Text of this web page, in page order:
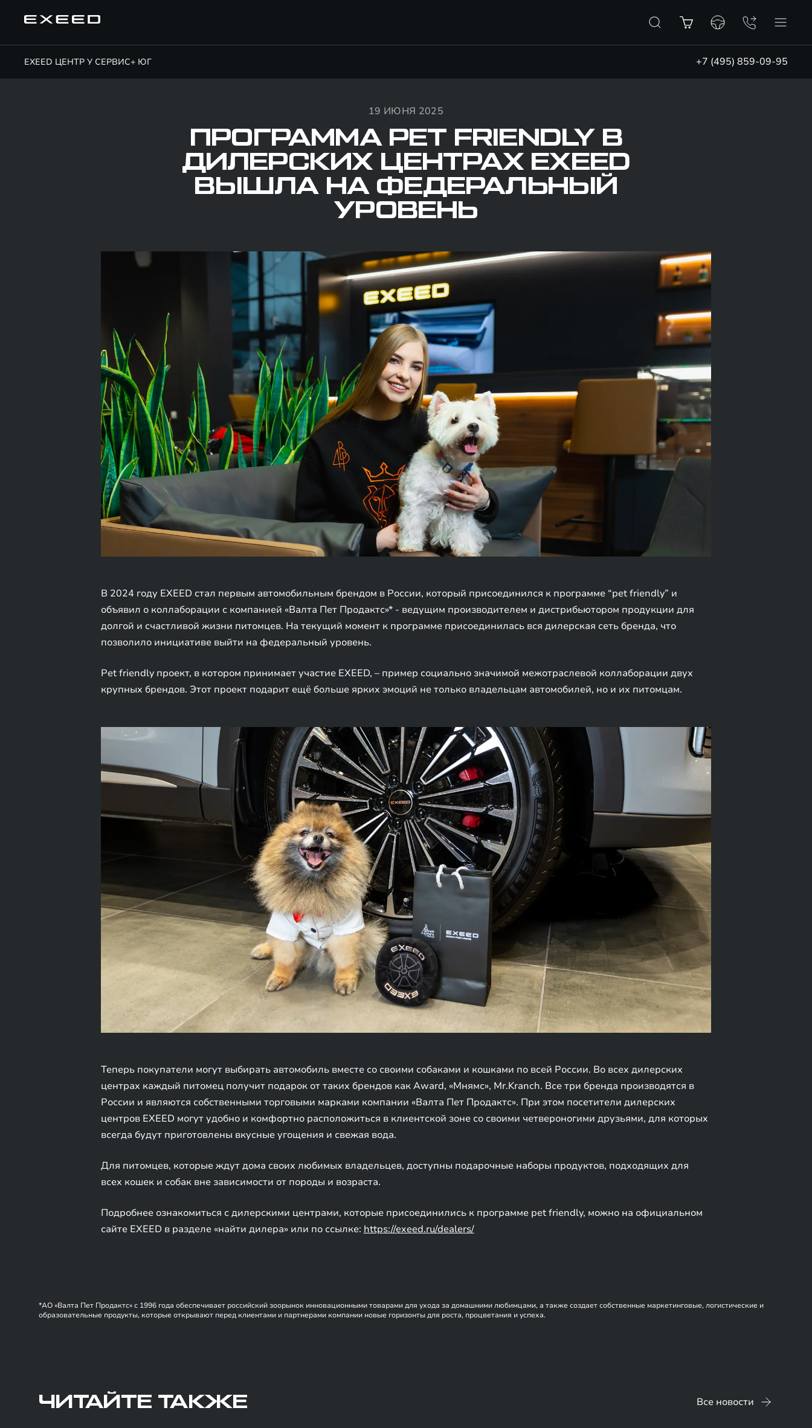
EXEED ЦЕНТР У СЕРВИС+ ЮГ +7 (495) 859-09-95
19 ИЮНЯ 2025
ПРОГРАММА PET FRIENDLY В
ДИЛЕРСКИХ ЦЕНТРАХ EXEED
ВЫШЛА НА ФЕДЕРАЛЬНЫЙ
УРОВЕНЬ
В 2024 году EXEED стал первым автомобильным брендом в России, который присоединился к программе “pet friendly” и
объявил о коллаборации с компанией «Валта Пет Продактс»* - ведущим производителем и дистрибьютором продукции для
долгой и счастливой жизни питомцев. На текущий момент к программе присоединилась вся дилерская сеть бренда, что
позволило инициативе выйти на федеральный уровень.
Pet friendly проект, в котором принимает участие EXEED, – пример социально значимой межотраслевой коллаборации двух
крупных брендов. Этот проект подарит ещё больше ярких эмоций не только владельцам автомобилей, но и их питомцам.
Теперь покупатели могут выбирать автомобиль вместе со своими собаками и кошками по всей России. Во всех дилерских
центрах каждый питомец получит подарок от таких брендов как Award, «Мнямс», Mr.Kranch. Все три бренда производятся в
России и являются собственными торговыми марками компании «Валта Пет Продактс». При этом посетители дилерских
центров EXEED могут удобно и комфортно расположиться в клиентской зоне со своими четвероногими друзьями, для которых
всегда будут приготовлены вкусные угощения и свежая вода.
Для питомцев, которые ждут дома своих любимых владельцев, доступны подарочные наборы продуктов, подходящих для
всех кошек и собак вне зависимости от породы и возраста.
Подробнее ознакомиться с дилерскими центрами, которые присоединились к программе pet friendly, можно на официальном
сайте EXEED в разделе «найти дилера» или по ссылке: https://exeed.ru/dealers/
*АО «Валта Пет Продактс» с 1996 года обеспечивает российский зоорынок инновационными товарами для ухода за домашними любимцами, а также создает собственные маркетинговые, логистические и
образовательные продукты, которые открывают перед клиентами и партнерами компании новые горизонты для роста, процветания и успеха.
ЧИТАЙТЕ ТАКЖЕ Все новости